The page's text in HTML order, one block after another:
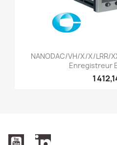
NANODAC/VH/X/X/LRR/
Enregistreur
1
YouTubeLinkedIn